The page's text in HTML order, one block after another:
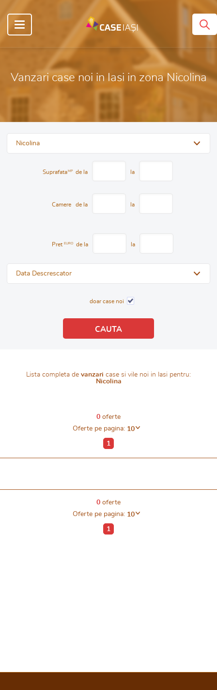
Vanzari case noi in Iasi in zona Nicolina
Nicolina
Suprafata MP de la la
Camere de la la
Pret EURO de la la
Data Descrescator
doar case noi
Lista completa de vanzari case si vile noi in Iasi pentru:
Nicolina
0 oferte
Oferte pe pagina: 10
1
0 oferte
Oferte pe pagina: 10
1